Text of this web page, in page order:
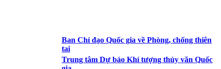
Ban Chỉ đạo Quốc gia về Phòng, chống thiên
tai
Trung tâm Dự báo Khí tượng thủy văn Quốc